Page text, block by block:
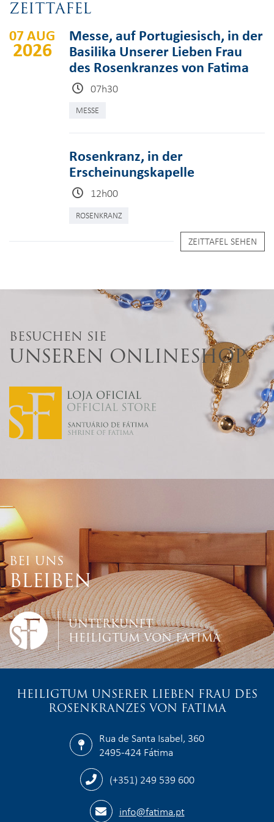
ZEITTAFEL
07 AUG
2026
Messe, auf Portugiesisch, in der
Basilika Unserer Lieben Frau
des Rosenkranzes von Fatima
07h30
MESSE
Rosenkranz, in der
Erscheinungskapelle
12h00
ROSENKRANZ
ZEITTAFEL SEHEN
BESUCHEN SIE
UNSEREN ONLINESHOP
BEI UNS
BLEIBEN
UNTERKUNFT
HEILIGTUM VON FATIMA
HEILIGTUM UNSERER LIEBEN FRAU DES
ROSENKRANZES VON FATIMA
Rua de Santa Isabel, 360
2495-424 Fátima
(+351) 249 539 600
info@fatima.pt